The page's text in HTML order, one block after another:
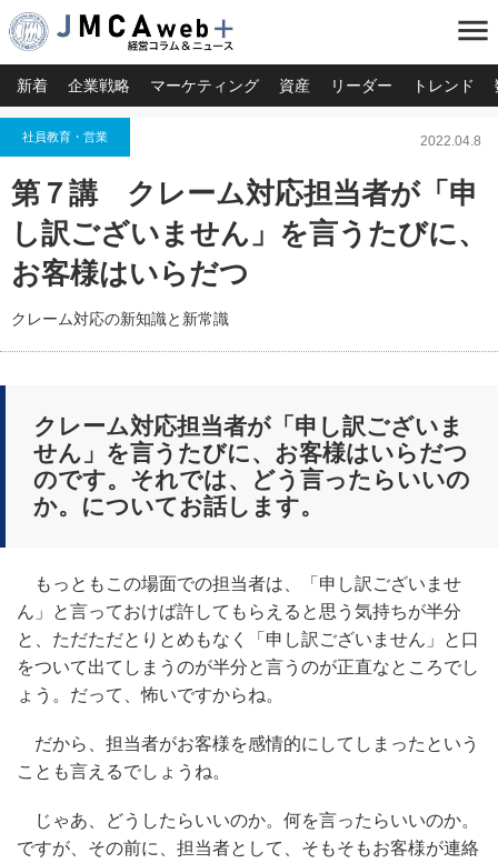
menu
新着 企業戦略 マーケティング 資産 リーダー トレンド
社員教育・営業 2022.04.8
第７講 クレーム対応担当者が「申
し訳ございません」を言うたびに、
お客様はいらだつ
クレーム対応の新知識と新常識
クレーム対応担当者が「申し訳ございま
せん」を言うたびに、お客様はいらだつ
のです。それでは、どう言ったらいいの
か。についてお話します。
もっともこの場面での担当者は、「申し訳ございませ
ん」と言っておけば許してもらえると思う気持ちが半分
と、ただただとりとめもなく「申し訳ございません」と口
をついて出てしまうのが半分と言うのが正直なところでし
ょう。だって、怖いですからね。
だから、担当者がお客様を感情的にしてしまったという
ことも言えるでしょうね。
じゃあ、どうしたらいいのか。何を言ったらいいのか。
ですが、その前に、担当者として、そもそもお客様が連絡